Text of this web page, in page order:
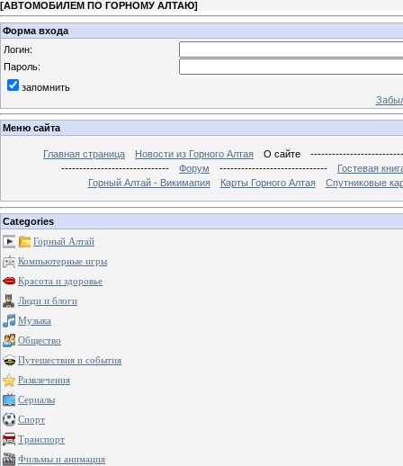
[АВТОМОБИЛЕМ ПО ГОРНОМУ АЛТАЮ]
Форма входа
Логин:
Пароль:
запомнить
Меню сайта
Главная страница Новости из Горного Алтая О сайте
------------------------------
Форум ------------------------------
Гостевая
Горный Алтай - Викимапия
Карты Горного Алтая Спутниковые
Categories
Горный Алтай
Компьютерные игры
Красота и здоровье
Люди и блоги
Музыка
Общество
Путешествия и события
Развлечения
Сериалы
Спорт
Транспорт
Фильмы и анимация